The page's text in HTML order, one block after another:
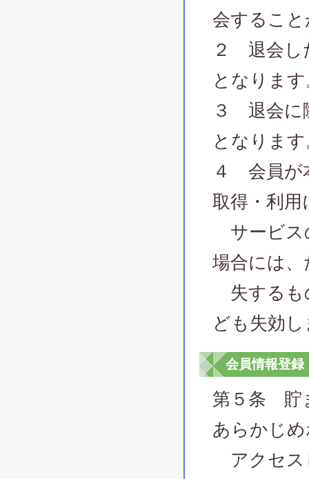
会するこ
２ 退会し
となりま
３ 退会に
となりま
４ 会員が
取得・利用
サービス
場合には
失するも
ども失効
会員情報登録
第５条 貯
あらかじ
アクセス